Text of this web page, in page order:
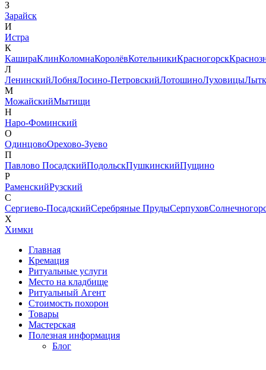
З
Зарайск
И
Истра
К
КашираКлинКоломнаКоролёвКотельникиКрасногорск
Л
ЛенинскийЛобняЛосино-ПетровскийЛотошиноЛуховицы
М
МожайскийМытищи
Н
Наро-Фоминский
О
ОдинцовоОрехово-Зуево
П
Павлово ПосадскийПодольскПушкинскийПущино
Р
РаменскийРузский
С
Сергиево-ПосадскийСеребряные ПрудыСерпухов
Х
Химки
Главная
Кремация
Ритуальные услуги
Место на кладбище
Ритуальный Агент
Стоимость похорон
Товары
Мастерская
Полезная информация
Блог